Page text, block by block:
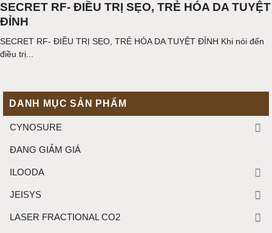
SECRET RF- ĐIỀU TRỊ SẸO, TRẺ HÓA DA TUYỆT
ĐỈNH
SECRET RF- ĐIỀU TRỊ SẸO, TRẺ HÓA DA TUYỆT ĐỈNH Khi nói đến
điều trị...
DANH MỤC SẢN PHẨM
CYNOSURE
ĐANG GIẢM GIÁ
ILOODA
JEISYS
LASER FRACTIONAL CO2